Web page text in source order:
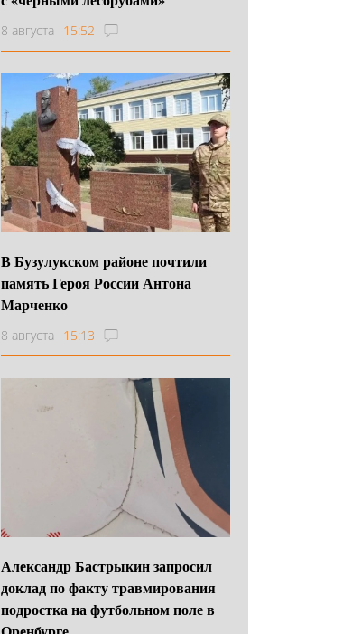
8 августа 15:52
В Бузулукском районе почтили
память Героя России Антона
Марченко
8 августа 15:13
Александр Бастрыкин запросил
доклад по факту травмирования
подростка на футбольном поле в